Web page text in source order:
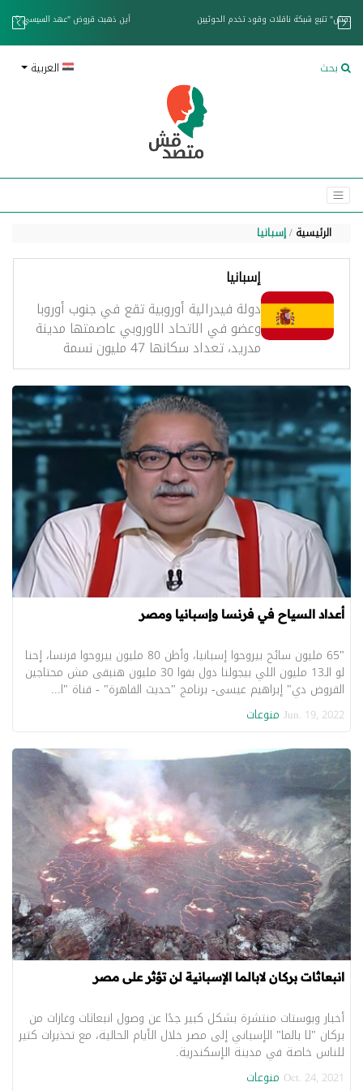
خزان عائم.. "متصدقش" تتبع شبكة ناقلات وقود تخدم الحوثيين
بحث العربية
الرئيسية إسبانيا
إسبانيا
دولة فيدرالية أوروبية تقع في جنوب أوروبا
وعضو في الاتحاد الاوروبي عاصمتها مدينة
مدريد، تعداد سكانها 47 مليون نسمة
أعداد السياح في فرنسا وإسبانيا ومصر
"65 مليون سائح بيروحوا إسبانيا، وأظن 80 مليون بيروحوا فرنسا، إحنا
لو الـ13 مليون اللي بيجولنا دول بقوا 30 مليون هنبقى مش محتاجين
القروض دي" إبراهيم عيسى- برنامج "حديث القاهرة" - قناة "ا...
Jun. 19, 2022 منوعات
انبعاثات بركان لابالما الإسبانية لن تؤثر على مصر
أخبار وبوستات منتشرة بشكل كبير جدًا عن وصول انبعاثات وغازات من
بركان "لا بالما" الإسباني إلى مصر خلال الأيام الحالية، مع تحذيرات كتير
للناس خاصة في مدينة الإسكندرية.
Oct. 24, 2021 منوعات